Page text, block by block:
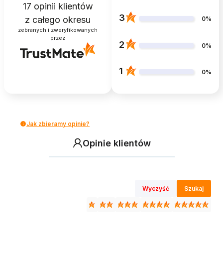
17 opinii klientów
z całego okresu
zebranych i zweryfikowanych
przez
3 0%
2 0%
1 0%
Jak zbieramy opinie?
Opinie klientów
Wyczyść Szukaj